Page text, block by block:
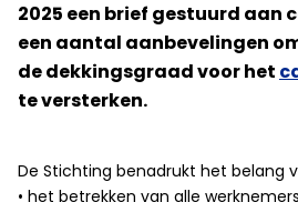
2025 een brief gestuurd aan
een aantal aanbevelingen
de dekkingsgraad voor het
te versterken.
De Stichting benadrukt het belang
• het betrekken van alle